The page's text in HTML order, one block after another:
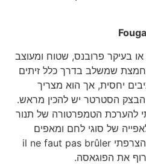
פרובנס, שטוח ומעוצב
שמשלב בדרך כלל זיתים
יחסית, אך הוא מצריך
הסטרטר יש להכין מראש.
הטמפרטורה של תנור
של סוגי לחם ומאפים
אחרים. מכאן יש את הביטוי הצרפתי il ne faut pas brûler